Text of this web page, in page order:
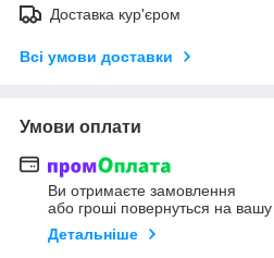
Доставка кур'єром
Всі умови доставки
Умови оплати
Ви отримаєте замовлення
або гроші повернуться на вашу
Детальніше